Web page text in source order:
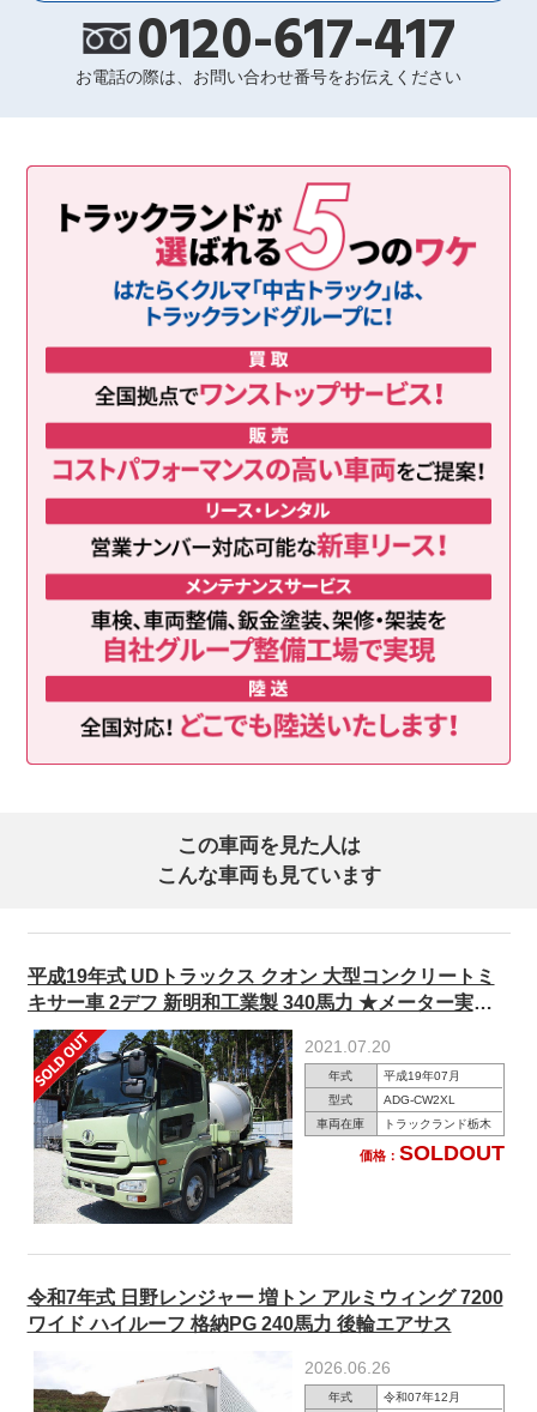
0120-617-417
お電話の際は、お問い合わせ番号をお伝えください
この車両を見た人は
こんな車両も見ています
平成19年式 UDトラックス クオン 大型コンクリートミ
キサー車 2デフ 新明和工業製 340馬力 ★メーター実走
行約27.4万㎞！★
2021.07.20
年式
平成19年07月
型式
ADG-CW2XL
車両在庫
トラックランド栃木
価格： SOLDOUT
令和7年式 日野レンジャー 増トン アルミウィング 7200
ワイド ハイルーフ 格納PG 240馬力 後輪エアサス
2026.06.26
年式
令和07年12月